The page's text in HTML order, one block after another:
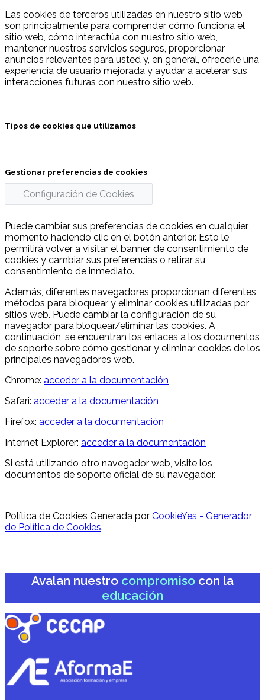
Las cookies de terceros utilizadas en nuestro sitio web
son principalmente para comprender cómo funciona el
sitio web, cómo interactúa con nuestro sitio web,
mantener nuestros servicios seguros, proporcionar
anuncios relevantes para usted y, en general, ofrecerle una
experiencia de usuario mejorada y ayudar a acelerar sus
interacciones futuras con nuestro sitio web.
Tipos de cookies que utilizamos
Gestionar preferencias de cookies
Configuración de Cookies
Puede cambiar sus preferencias de cookies en cualquier
momento haciendo clic en el botón anterior. Esto le
permitirá volver a visitar el banner de consentimiento de
cookies y cambiar sus preferencias o retirar su
consentimiento de inmediato.
Además, diferentes navegadores proporcionan diferentes
métodos para bloquear y eliminar cookies utilizadas por
sitios web. Puede cambiar la configuración de su
navegador para bloquear/eliminar las cookies. A
continuación, se encuentran los enlaces a los documentos
de soporte sobre cómo gestionar y eliminar cookies de los
principales navegadores web.
Chrome: acceder a la documentación
Safari: acceder a la documentación
Firefox: acceder a la documentación
Internet Explorer: acceder a la documentación
Si está utilizando otro navegador web, visite los
documentos de soporte oficial de su navegador.
Política de Cookies Generada por CookieYes - Generador
de Política de Cookies.
Avalan nuestro compromiso con la
educación